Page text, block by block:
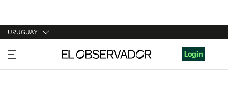
URUGUAY
URUGUAY
ARGENTINA
Login